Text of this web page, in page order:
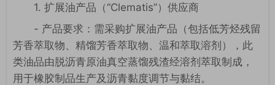
1. 扩展油产品（“Clematis”）供应商
- 产品要求：需采购扩展油产品（包括低芳烃残留
芳香萃取物、精馏芳香萃取物、温和萃取溶剂），此
类油品由脱沥青原油真空蒸馏残渣经溶剂萃取制成，
用于橡胶制品生产及沥青黏度调节与黏结。